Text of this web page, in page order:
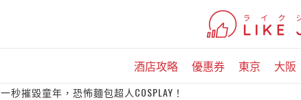
酒店攻略 優惠券 東京 大阪
一秒摧毀童年，恐怖麵包超人COSPLAY！